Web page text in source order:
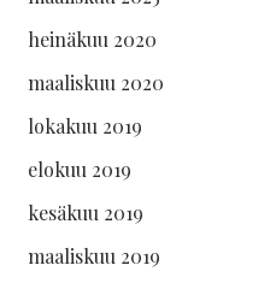
heinäkuu 2020
maaliskuu 2020
lokakuu 2019
elokuu 2019
kesäkuu 2019
maaliskuu 2019